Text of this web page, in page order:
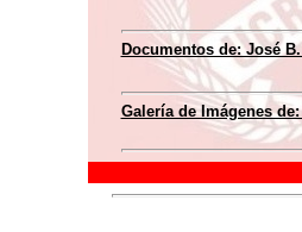
Documentos de: José
Galería de Imágenes